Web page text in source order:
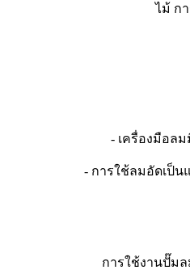
ไม้ ก
- เครื่องมือล
- การใช้ลมอัดเป็น
การใช้งานปั๊ม